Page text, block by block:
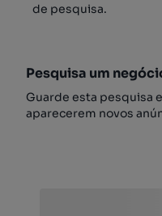
de pesquisa.
Pesquisa um
Guarde esta pesquisa
aparecerem novos